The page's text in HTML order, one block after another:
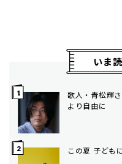
いま
歌人・青松輝
より自由に
この夏 子ども